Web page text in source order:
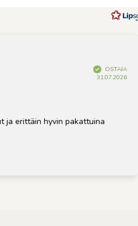
OSTAJA
31.07.2026
erittäin hyvin pakattuina